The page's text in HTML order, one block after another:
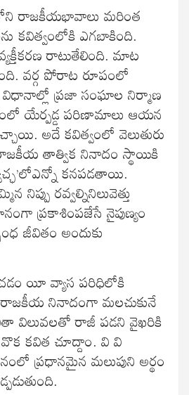
లోని రాజకీయభావాలు మరింత
కవిత్వంలోకి ఎగబాకింది.
రాటుతేలింది. మాట
వర్గ పోరాట రూపంలో
విధానాల్లో ప్రజా సంఘాల నిర్మాణ
యేర్పడ్డ పరిణామాలు ఆయన
అదే కవిత్వంలో వెలుతురు
తాత్విక నినాదం స్థాయికి
కనపడతాయి.
నిప్పు రవ్వల్నినిలువెత్తు
ప్రకాశింపజేసే నైపుణ్యం
జీవితం అందుకు
యీ వ్యాస పరిధిలోకి
రాజకీయ నినాదంగా మలచుకునే
విలువలతో రాజీ పడని వైఖరికి
కవిత చూద్దాం. వి వి
ప్రధానమైన మలుపుని అర్థం